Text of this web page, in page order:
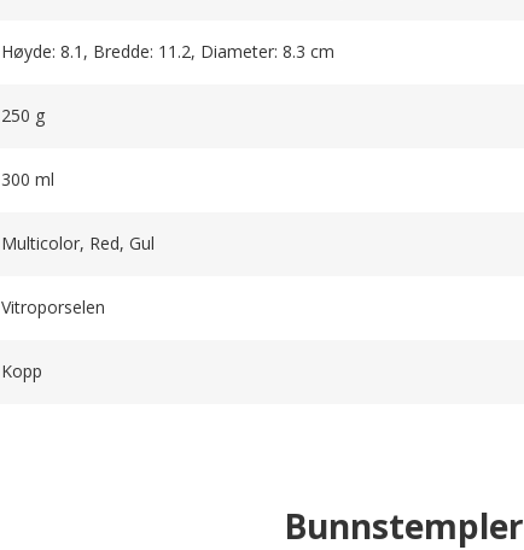
Høyde: 8.1, Bredde: 11.2, Diameter: 8.3 cm
250 g
300 ml
Multicolor, Red, Gul
Vitroporselen
Kopp
Bunnstempler